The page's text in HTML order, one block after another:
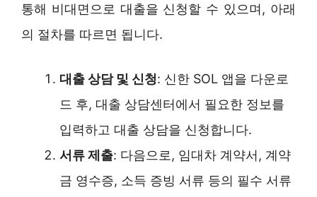
통해 비대면으로 대출을 신청할 수 있으며, 아래
의 절차를 따르면 됩니다.
대출 상담 및 신청: 신한 SOL 앱을 다운로
드 후, 대출 상담센터에서 필요한 정보를
입력하고 대출 상담을 신청합니다.
서류 제출: 다음으로, 임대차 계약서, 계약
금 영수증, 소득 증빙 서류 등의 필수 서류